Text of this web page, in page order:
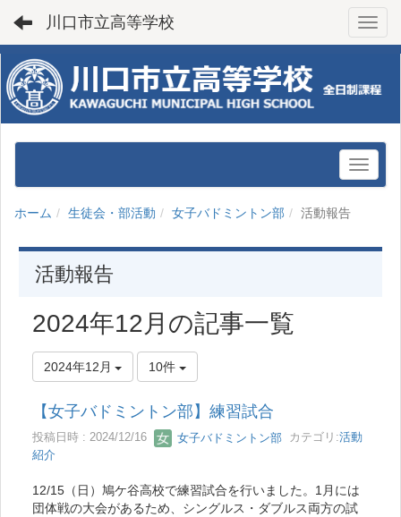
川口市立高等学校
ホーム 生徒会・部活動 女子バドミントン部 活動報告
活動報告
2024年12月の記事一覧
2024年12月 10件
【女子バドミントン部】練習試合
投稿日時 : 2024/12/16 女子バドミントン部 カテゴリ:活動
紹介
12/15（日）鳩ケ谷高校で練習試合を行いました。1月には
団体戦の大会があるため、シングルス・ダブルス両方の試